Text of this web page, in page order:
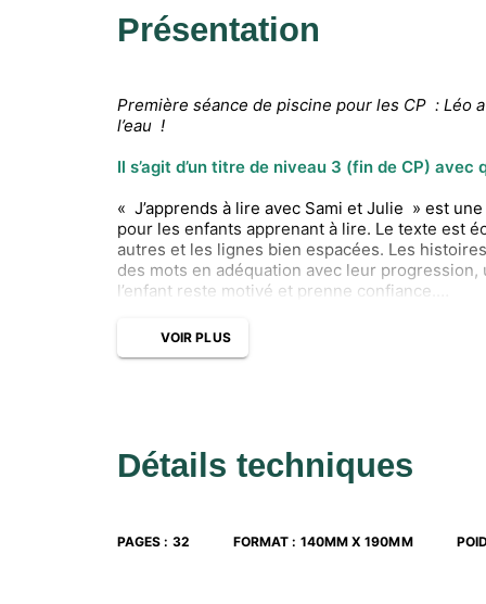
Présentation
Première séance de piscine pour les CP : Léo
l’eau !
Il s’agit d’un titre de niveau 3 (fin de CP)
« J’apprends à lire avec Sami et Julie » est
pour les enfants apprenant à lire. Le texte est
autres et les lignes bien espacées. Les
des mots en adéquation avec leur
l’enfant reste motivé et prenne confiance.
premières lectures, la présentation des
« As-tu bien compris l’histoire ? » pour
VOIR PLUS
Détails techniques
PAGES : 32 FORMAT : 140MM X 190MM